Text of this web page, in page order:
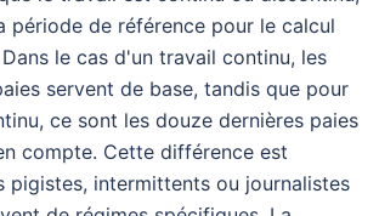
période de référence pour le calcul
le cas d'un travail continu, les
servent de base, tandis que pour
ce sont les douze dernières paies
compte. Cette différence est
pigistes, intermittents ou journalistes